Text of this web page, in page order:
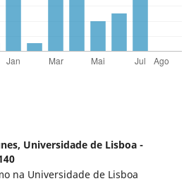
Universidade de Lisboa -
na Universidade de Lisboa